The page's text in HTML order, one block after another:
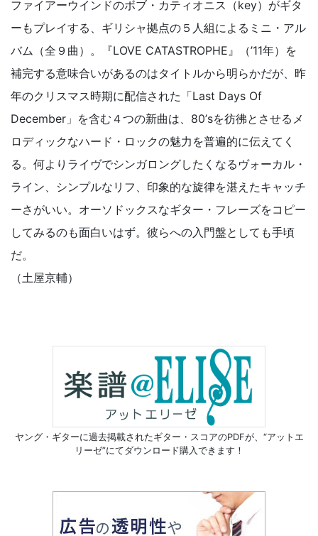
ファイアーウインドのボブ・カティオニス（key）がギタ
ーもプレイする、ギリシャ拠点の５人組によるミニ・アル
バム（全９曲）。『LOVE CATASTROPHE』（’11年）を
補完する意味合いがあるのはタイトルから明らかだが、昨
年のクリスマス時期に配信された「Last Days Of
December」を含む４つの新曲は、80’sを彷彿とさせるメ
ロディックなハード・ロックの魅力を普遍的に伝えてく
る。何よりライヴでシンガロングしたくなるヴォーカル・
ライン、シンプルなリフ、印象的な旋律を湛えたキャッチ
ーさがいい。オーソドックスなギター・フレーズをコピー
してみるのも面白いはず。彼らへの入門盤としても手頃
だ。
（土屋京輔）
ヤング・ギターに過去掲載されたギター・スコアのPDFが、 “アットエ
リーゼ”にてダウンロード購入できます！